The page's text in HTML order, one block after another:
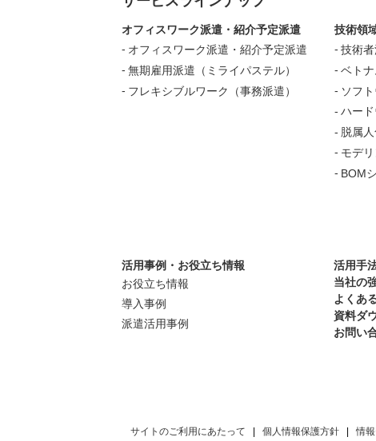
オフィスワーク派遣・紹介予定派遣
オフィスワーク派遣・紹介予定派遣
無期雇用派遣（ミライパステル）
フレキシブルワーク（事務派遣）
技術領
技術
ベト
ソフ
ハー
脱属
モデ
BOM
活用事例・お役立ち情報
お役立ち情報
導入事例
派遣活用事例
活用手
当社の
よくあ
資料ダ
お問い
サイトのご利用にあたって 個人情報保護方針 情